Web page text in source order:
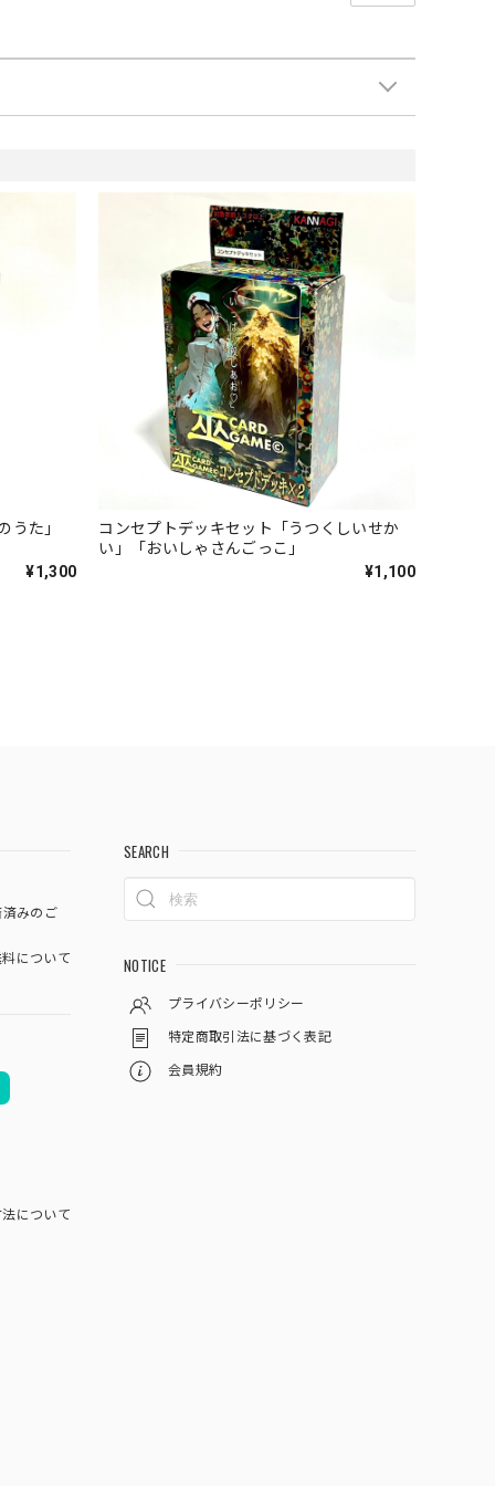
うた」
¥1,300
コンセプトデッキセット「うつくしいせか
い」「おいしゃさんごっこ」
¥1,100
みのご
について
について
SEARCH
NOTICE
プライバシーポリシー
特定商取引法に基づく表記
会員規約